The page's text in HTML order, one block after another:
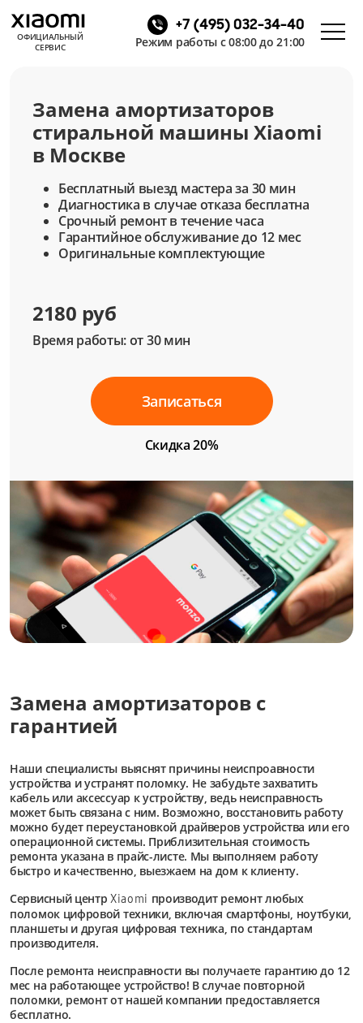
ОФИЦИАЛЬНЫЙ
СЕРВИС
+7 (495) 032-34-40
Режим работы с 08:00 до 21:00
Замена амортизаторов
стиральной машины Xiaomi
в Москве
Бесплатный выезд мастера за 30 мин
Диагностика в случае отказа бесплатна
Срочный ремонт в течение часа
Гарантийное обслуживание до 12 мес
Оригинальные комплектующие
2180 руб
Время работы: от 30 мин
Записаться
Скидка 20%
Замена амортизаторов с
гарантией
Наши специалисты выяснят причины неиспроавности
устройства и устранят поломку. Не забудьте захватить
кабель или аксессуар к устройству, ведь неисправность
может быть связана с ним. Возможно, восстановить работу
можно будет переустановкой драйверов устройства или его
операционной системы. Приблизительная стоимость
ремонта указана в прайс-листе. Мы выполняем работу
быстро и качественно, выезжаем на дом к клиенту.
Сервисный центрXiaomi производит ремонт любых
поломок цифровой техники, включая смартфоны, ноутбуки,
планшеты и другая цифровая техника, по стандартам
производителя.
После ремонта неисправности вы получаете гарантию до 12
мес на работающее устройство! В случае повторной
поломки, ремонт от нашей компании предоставляется
бесплатно.